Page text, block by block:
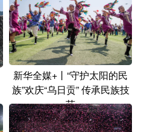
青海 宁夏
黑龙江
Français عربى
新华全媒+丨“守护太阳的民
族”欢庆“乌日贡” 传承民族技
艺